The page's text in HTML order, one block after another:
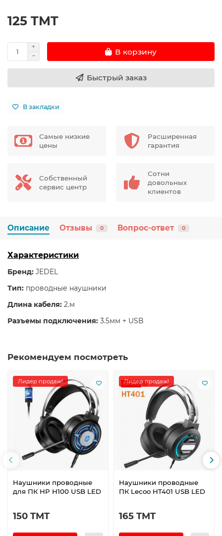
125 TMT
В корзину
Быстрый заказ
В закладки
Самые низкие
цены
Расширенная
гарантия
Собственный
сервис центр
Сотни
довольных
клиентов
Описание Отзывы 0 Вопрос-ответ 0
Характеристики
Бренд: JEDEL
Тип: проводные наушники
Длина кабеля: 2.м
Разъемы подключения: 3.5мм + USB
Рекомендуем посмотреть
Лидер продаж!
Наушники проводные
для ПК HP H100 USB LED
150 TMT
Лидер продаж!
Наушники проводные
ПК Lecoo HT401 USB LED
165 TMT